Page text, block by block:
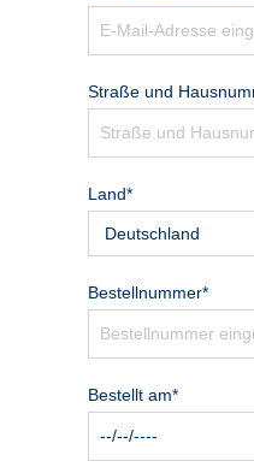
Straße und
Land*
Bestellnummer*
Bestellt am*